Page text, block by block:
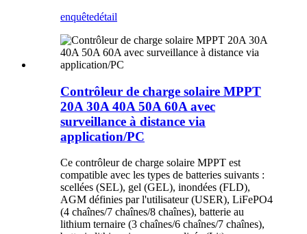
enquêtedétail
Contrôleur de charge solaire MPPT
20A 30A 40A 50A 60A avec
surveillance à distance via
application/PC
Ce contrôleur de charge solaire MPPT est
compatible avec les types de batteries suivants :
scellées (SEL), gel (GEL), inondées (FLD),
AGM définies par l'utilisateur (USER), LiFePO4
(4 chaînes/7 chaînes/8 chaînes), batterie au
lithium ternaire (3 chaînes/6 chaînes/7 chaînes),